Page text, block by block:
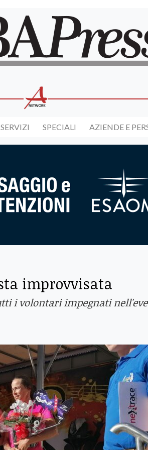
SERVIZI SPECIALI AZIENDE E
improvvisata
i volontari impegnati